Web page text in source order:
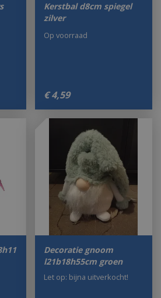
Kerstbal d8cm spiegel
zilver
€ 4,59
Op voorraad
Decoratie gnoom
l21b18h55cm groen
Let op: bijna uitverkocht!